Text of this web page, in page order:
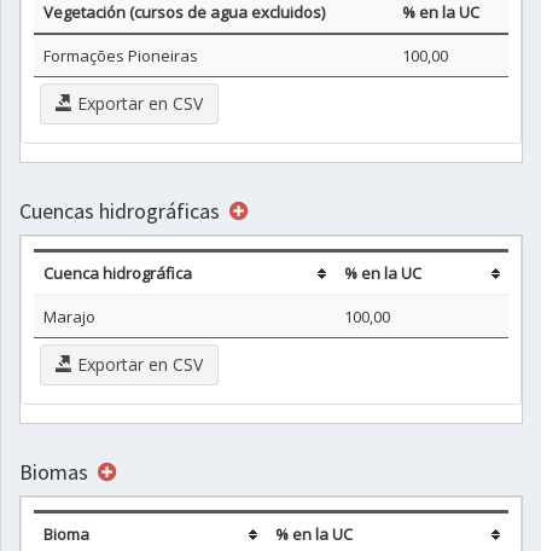
Vegetación (cursos de agua excluidos)
% en la UC
Formações Pioneiras
100,00
Exportar en CSV
Cuencas hidrográficas
Cuenca hidrográfica
% en la UC
Marajo
100,00
Exportar en CSV
Biomas
Bioma
% en la UC